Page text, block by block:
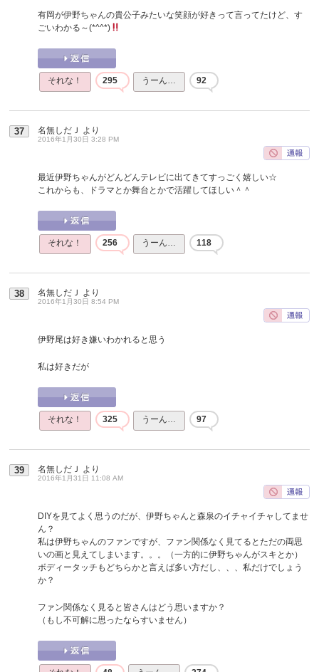
有岡が伊野ちゃんの貴公子みたいな笑顔が好きって言ってたけど、す
ごいわかる～(*^^*)
それな！ 295 うーん… 92
37 名無しだＪ より
2016年1月30日 3:28 PM
最近伊野ちゃんがどんどんテレビに出てきてすっごく嬉しい☆
これからも、ドラマとか舞台とかで活躍してほしい＾＾
それな！ 256 うーん… 118
38 名無しだＪ より
2016年1月30日 8:54 PM
伊野尾は好き嫌いわかれると思う
私は好きだが
それな！ 325 うーん… 97
39 名無しだＪ より
2016年1月31日 11:08 AM
DIYを見てよく思うのだが、伊野ちゃんと森泉のイチャイチャしてませ
ん？
私は伊野ちゃんのファンですが、ファン関係なく見てるとただの両思
いの画と見えてしまいます。。。（一方的に伊野ちゃんがスキとか）
ボディータッチもどちらかと言えば多い方だし、、、私だけでしょう
か？
ファン関係なく見ると皆さんはどう思いますか？
（もし不可解に思ったならすいません）